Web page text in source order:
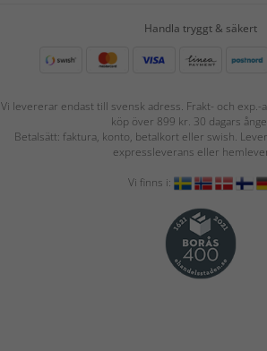
Handla tryggt & säkert
Vi levererar endast till svensk adress. Frakt- och
köp över 899 kr. 30 dagars
Betalsätt: faktura, konto, betalkort eller swish.
expressleverans eller
Vi finns i: